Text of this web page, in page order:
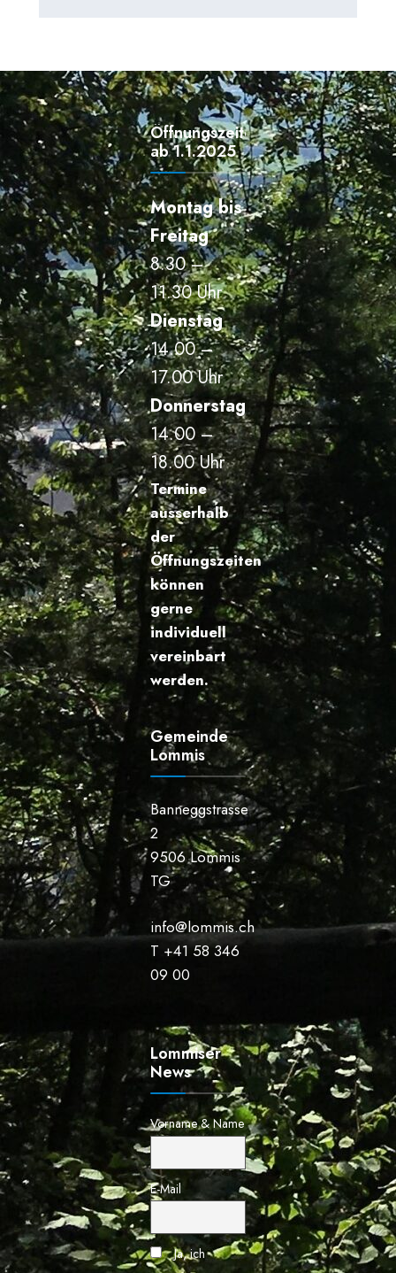
Öffnungszeiten
ab 1.1.2025
Montag bis
Freitag
8.30 –
11.30 Uhr
Dienstag
14.00 –
17.00 Uhr
Donnerstag
14.00 –
18.00 Uhr
Termine
ausserhalb
der
Öffnungszeiten
können
gerne
individuell
vereinbart
werden.
Gemeinde
Lommis
Banneggstrasse
2
9506 Lommis
TG
info@lommis.ch
T +41 58 346
09 00
Lommiser
News
Vorname & Name
E-Mail
Ja, ich